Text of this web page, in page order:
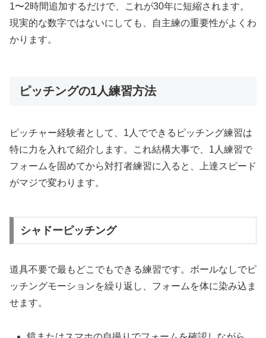
1〜2時間追加するだけで、これが30年に短縮されます。
現実的な数字ではないにしても、自主練の重要性がよくわ
かります。
ピッチングの1人練習方法
ピッチャー経験者として、1人でできるピッチング練習は
特に力を入れて紹介します。これ結構大事で、1人練習で
フォームを固めてから対打者練習に入ると、上達スピード
がマジで変わります。
シャドーピッチング
道具不要で最もどこでもできる練習です。ボールなしでピ
ッチングモーションを繰り返し、フォームを体に染み込ま
せます。